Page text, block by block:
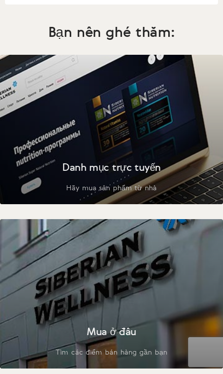
Bạn nên ghé thăm:
Danh mục trực tuyến
Hãy mua sản phẩm từ nhà
Mua ở đâu
Tìm các điểm bán hàng gần bạn